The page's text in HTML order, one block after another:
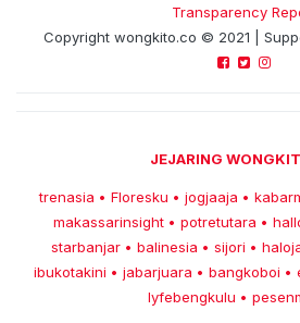
Transparency
Copyright wongkito.co © 2021 |
JEJARING
trenasia • Floresku • jogjaaja •
makassarinsight • potretutara •
starbanjar • balinesia • sijori •
ibukotakini • jabarjuara • bangkoboi •
lyfebengkulu •